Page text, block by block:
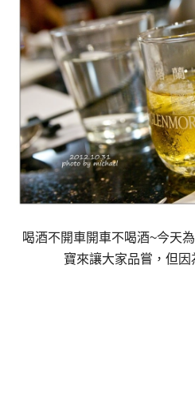
喝酒不開車開車不喝酒~今天
寶來讓大家品嘗，但因